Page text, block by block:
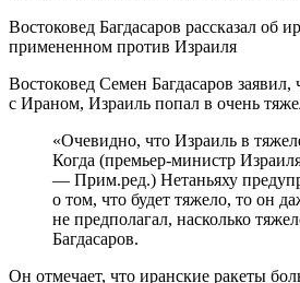
Востоковед Багдасаров рассказал об
примененном против Израиля
Востоковед Семен Багдасаров заявил,
с Ираном, Израиль попал в очень
«Очевидно, что Израиль в
Когда (премьер-министр
— Прим.ред.) Нетаньяху
о том, что будет тяжело, то он
не предполагал, насколько
Багдасаров.
Он отмечает, что иранские ракеты